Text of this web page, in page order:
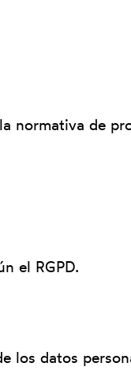
normativa de
el RGPD.
los datos